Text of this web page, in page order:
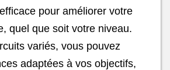
pour améliorer votre
quel que soit votre niveau.
variés, vous pouvez
adaptées à vos objectifs,